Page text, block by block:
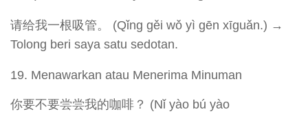
请给我一根吸管。 (Qǐng gěi wǒ yì gēn xīguǎn.) →
Tolong beri saya satu sedotan.
Menawarkan atau Menerima Minuman
你要不要尝尝我的咖啡？ (Nǐ yào bú yào